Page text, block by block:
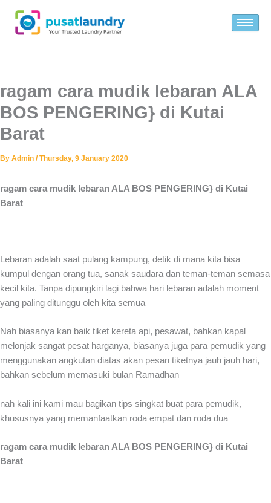
content
ragam cara mudik lebaran ALA
BOS PENGERING} di Kutai
Barat
By Admin /Thursday, 9 January 2020
ragam cara mudik lebaran ALA BOS PENGERING} di Kutai
Barat
Lebaran adalah saat pulang kampung, detik di mana kita bisa
kumpul dengan orang tua, sanak saudara dan teman-teman semasa
kecil kita. Tanpa dipungkiri lagi bahwa hari lebaran adalah moment
yang paling ditunggu oleh kita semua
Nah biasanya kan baik tiket kereta api, pesawat, bahkan kapal
melonjak sangat pesat harganya, biasanya juga para pemudik yang
menggunakan angkutan diatas akan pesan tiketnya jauh jauh hari,
bahkan sebelum memasuki bulan Ramadhan
nah kali ini kami mau bagikan tips singkat buat para pemudik,
khususnya yang memanfaatkan roda empat dan roda dua
ragam cara mudik lebaran ALA BOS PENGERING} di Kutai
Barat